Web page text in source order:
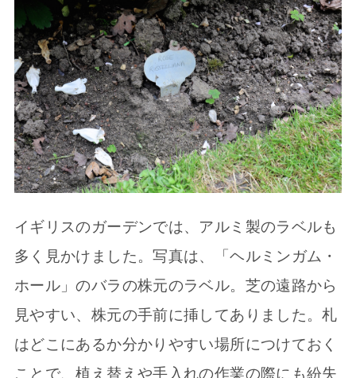
イギリスのガーデンでは、アルミ製のラベルも
多く見かけました。写真は、「ヘルミンガム・
ホール」のバラの株元のラベル。芝の遠路から
見やすい、株元の手前に挿してありました。札
はどこにあるか分かりやすい場所につけておく
ことで、植え替えや手入れの作業の際にも紛失